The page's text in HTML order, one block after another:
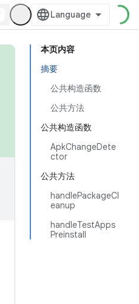
本页内容
摘要
公共构造函数
公共方法
公共构造函数
ApkChangeDete
ctor
公共方法
handlePackageCl
eanup
handleTestApps
Preinstall